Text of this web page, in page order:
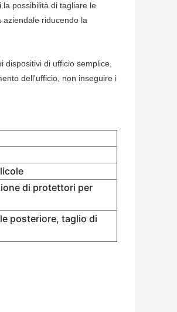
possibilità di tagliare le
aziendale riducendo la
dispositivi di ufficio semplice,
dell'ufficio, non inseguire i
di protettori per
posteriore, taglio di